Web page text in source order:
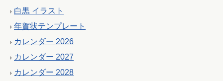
白黒 イラスト
年賀状テンプレート
カレンダー 2026
カレンダー 2027
カレンダー 2028